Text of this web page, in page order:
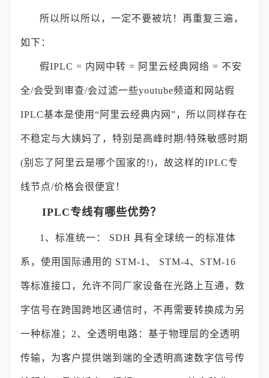
所以所以所以，一定不要被坑！再重复三遍，
如下：
假IPLC = 内网中转 = 阿里云经典网络 = 不安
全/会受到审查/会过滤一些youtube频道和网站假
IPLC基本是使用“阿里云经典内网”，所以同样存在
不稳定与大姨妈了，特别是高峰时期/特殊敏感时期
(别忘了阿里云是哪个国家的!)，故这样的IPLC专
线节点/价格会很便宜！
IPLC专线有哪些优势？
1、标准统一： SDH 具有全球统一的标准体
系，使用国际通用的 STM-1、 STM-4、STM-16
等标准接口，允许不同厂家设备在光路上互通，数
字信号在跨国跨地区通信时，不再需要转换成为另
一种标准；2、全透明电路：基于物理层的全透明
传输，为客户提供端到端的全透明高速数字信号传